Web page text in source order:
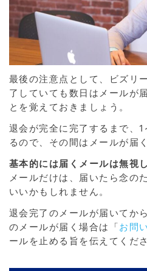
最後の注意点として、ビズリ
了していても数日はメールが
とを覚えておきましょう。
退会が完全に完了するまで、
るので、その間はメールが届
基本的には届くメールは無視
メールだけは、届いたら念の
いいかもしれません。
退会完了のメールが届いてか
のメールが届く場合は「お問
ールを止める旨を伝えてくださ